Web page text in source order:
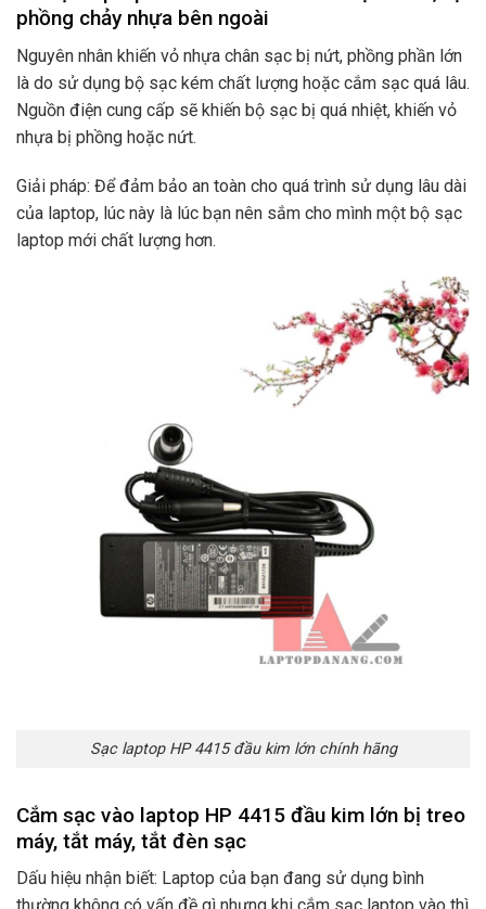
phồng chảy nhựa bên ngoài
Nguyên nhân khiến vỏ nhựa chân sạc bị nứt, phồng phần lớn
là do sử dụng bộ sạc kém chất lượng hoặc cắm sạc quá lâu.
Nguồn điện cung cấp sẽ khiến bộ sạc bị quá nhiệt, khiến vỏ
nhựa bị phồng hoặc nứt.
Giải pháp: Để đảm bảo an toàn cho quá trình sử dụng lâu dài
của laptop, lúc này là lúc bạn nên sắm cho mình một bộ sạc
laptop mới chất lượng hơn.
Sạc laptop HP 4415 đầu kim lớn chính hãng
Cắm sạc vào laptop HP 4415 đầu kim lớn bị treo
máy, tắt máy, tắt đèn sạc
Dấu hiệu nhận biết: Laptop của bạn đang sử dụng bình